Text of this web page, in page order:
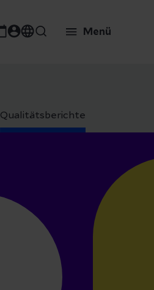
Menü
Qualitätsberichte